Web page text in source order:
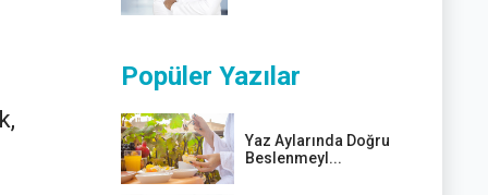
Popüler Yazılar
Yaz Aylarında Doğru
Beslenmeyl...